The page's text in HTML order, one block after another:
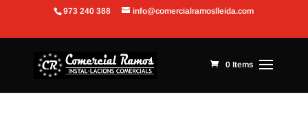
Obre la barra d'eines
973 240 388 info@comercialramoslleida.com
0 Items